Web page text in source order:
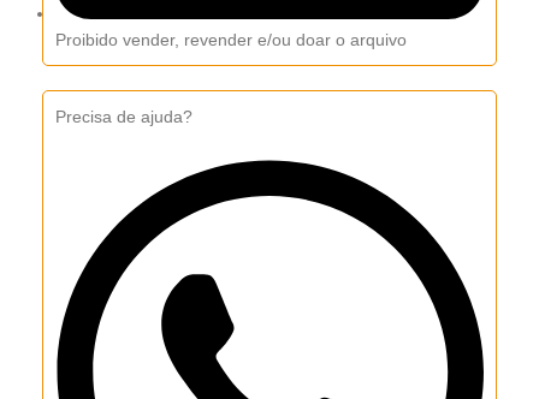
Proibido vender, revender e/ou doar o arquivo
Precisa de ajuda?